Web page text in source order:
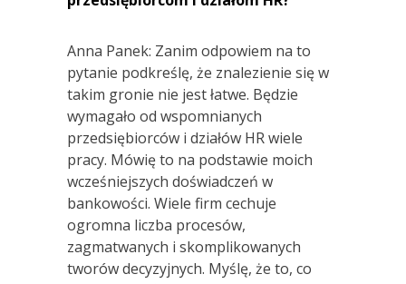
Anna Panek: Zanim odpowiem na to
pytanie podkreślę, że znalezienie się w
takim gronie nie jest łatwe. Będzie
wymagało od wspomnianych
przedsiębiorców i działów HR wiele
pracy. Mówię to na podstawie moich
wcześniejszych doświadczeń w
bankowości. Wiele firm cechuje
ogromna liczba procesów,
zagmatwanych i skomplikowanych
tworów decyzyjnych. Myślę, że to, co